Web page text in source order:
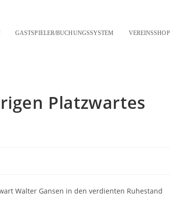
GASTSPIELER/BUCHUNGSSYSTEM VEREINSSHOP
Platzwartes
Walter Gansen in den verdienten Ruhestand